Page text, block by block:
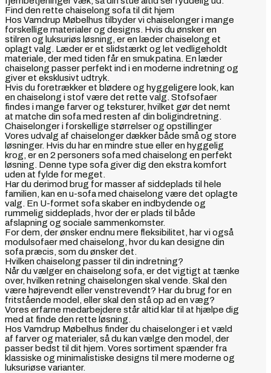
Find den rette chaiselong sofa til dit hjem
Hos Vamdrup Møbelhus tilbyder vi chaiselonger i mange
forskellige materialer og designs. Hvis du ønsker en
stilren og luksuriøs løsning, er en læder chaiselong et
oplagt valg. Læder er et slidstærkt og let vedligeholdt
materiale, der med tiden får en smuk patina. En læder
chaiselong passer perfekt ind i en moderne indretning og
giver et eksklusivt udtryk.
Hvis du foretrækker et blødere og hyggeligere look, kan
en chaiselong i stof være det rette valg. Stofsofaer
findes i mange farver og teksturer, hvilket gør det nemt
at matche din sofa med resten af din boligindretning.
Chaiselonger i forskellige størrelser og opstillinger
Vores udvalg af chaiselonger dækker både små og store
løsninger. Hvis du har en mindre stue eller en hyggelig
krog, er en 2 personers sofa med chaiselong en perfekt
løsning. Denne type sofa giver dig den ekstra komfort
uden at fylde for meget.
Har du derimod brug for masser af siddeplads til hele
familien, kan en u-sofa med chaiselong være det oplagte
valg. En U-formet sofa skaber en indbydende og
rummelig siddeplads, hvor der er plads til både
afslapning og sociale sammenkomster.
For dem, der ønsker endnu mere fleksibilitet, har vi også
modulsofaer med chaiselong, hvor du kan designe din
sofa præcis, som du ønsker det.
Hvilken chaiselong passer til din indretning?
Når du vælger en chaiselong sofa, er det vigtigt at tænke
over, hvilken retning chaiselongen skal vende. Skal den
være højrevendt eller venstrevendt? Har du brug for en
fritstående model, eller skal den stå op ad en væg?
Vores erfarne medarbejdere står altid klar til at hjælpe dig
med at finde den rette løsning.
Hos Vamdrup Møbelhus finder du chaiselonger i et væld
af farver og materialer, så du kan vælge den model, der
passer bedst til dit hjem. Vores sortiment spænder fra
klassiske og minimalistiske designs til mere moderne og
luksuriøse varianter.